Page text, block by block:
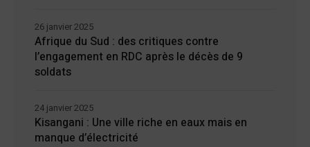
Afrique du Sud : des critiques contre
l’engagement en RDC après le décès de 9
soldats
26 janvier 2025
Kisangani : Une ville riche en eaux mais en
manque d’électricité
24 janvier 2025